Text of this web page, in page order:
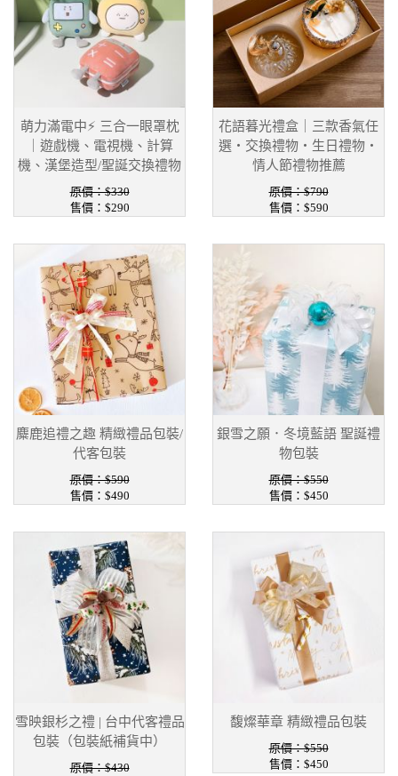
萌力滿電中⚡ 三合一眼罩枕
｜遊戲機、電視機、計算
機、漢堡造型/聖誕交換禮物
原價：$330
售價：$290
花語暮光禮盒｜三款香氣任
選・交換禮物・生日禮物・
情人節禮物推薦
原價：$790
售價：$590
麋鹿追禮之趣 精緻禮品包裝/
代客包裝
原價：$590
售價：$490
銀雪之願．冬境藍語 聖誕禮
物包裝
原價：$550
售價：$450
雪映銀杉之禮 | 台中代客禮品
包裝（包裝紙補貨中）
原價：$430
馥燦華章 精緻禮品包裝
原價：$550
售價：$450